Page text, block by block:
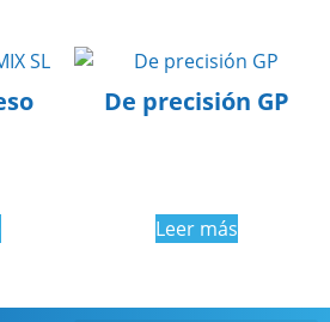
De precisión GP
Leer más